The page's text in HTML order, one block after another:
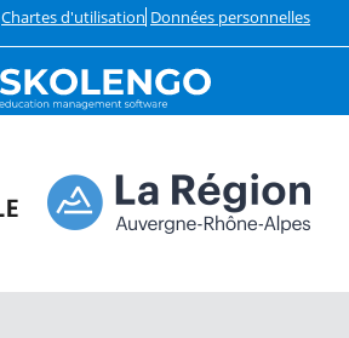
Chartes d'utilisation Données personnelles